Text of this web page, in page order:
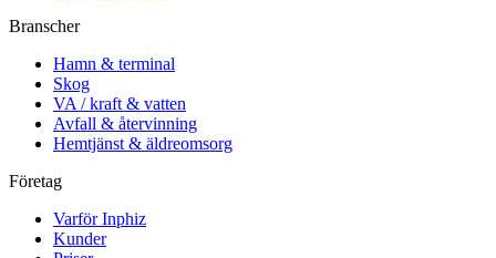
Branscher
Hamn & terminal
Skog
VA / kraft & vatten
Avfall & återvinning
Hemtjänst & äldreomsorg
Företag
Varför Inphiz
Kunder